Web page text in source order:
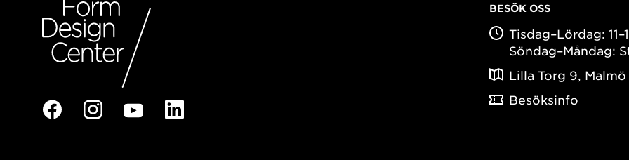
BESÖK OSS
Tisdag–Lördag:
Söndag–Måndag:
Lilla Torg 9, Malmö
Besöksinfo